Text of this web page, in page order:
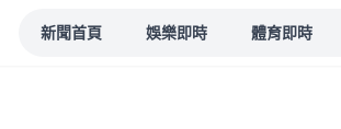
新聞首頁 娛樂即時 體育即時